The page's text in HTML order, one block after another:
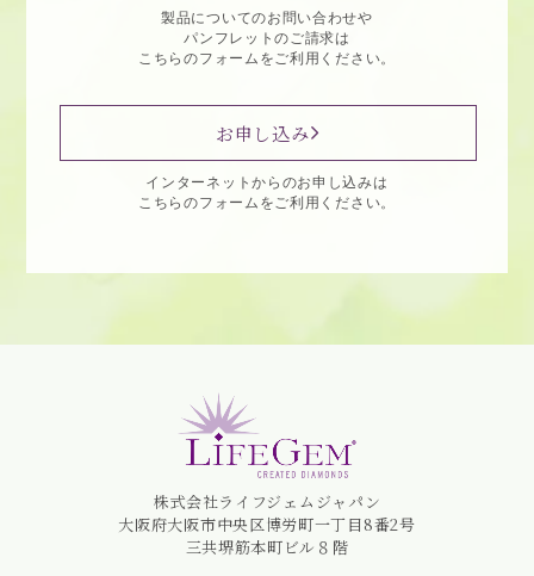
製品についてのお問い合わせや
パンフレットのご請求は
こちらのフォームをご利用ください。
お申し込み
インターネットからのお申し込みは
こちらのフォームをご利用ください。
株式会社ライフジェムジャパン
大阪府大阪市中央区博労町一丁目8番2号
三共堺筋本町ビル８階